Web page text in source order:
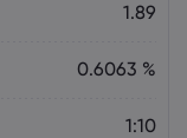
1.89
0.6063 %
1:10